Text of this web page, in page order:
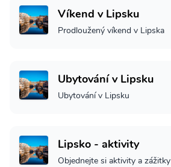
Víkend v Lipsku
Prodloužený víkend v Lipska
Ubytování v Lipsku
Ubytování v Lipsku
Lipsko - aktivity
Objednejte si aktivity a zážitky